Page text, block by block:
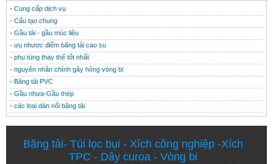
- Cung cấp dịch vụ
- Cấu tạo chung
- Gầu tải - gầu múc liệu
- ưu nhược điểm băng tải cao su
- phụ tùng thay thế tốt nhất
- nguyên nhân chính gây hỏng vòng bi
- Băng tải PVC
- Gầu nhưa-Gầu thép
- các loại dán nối băng tải
Băng tải- Túi lọc bụi - Xích công nghiệp-Xích
TPC - Dây curoa- Vòng bi